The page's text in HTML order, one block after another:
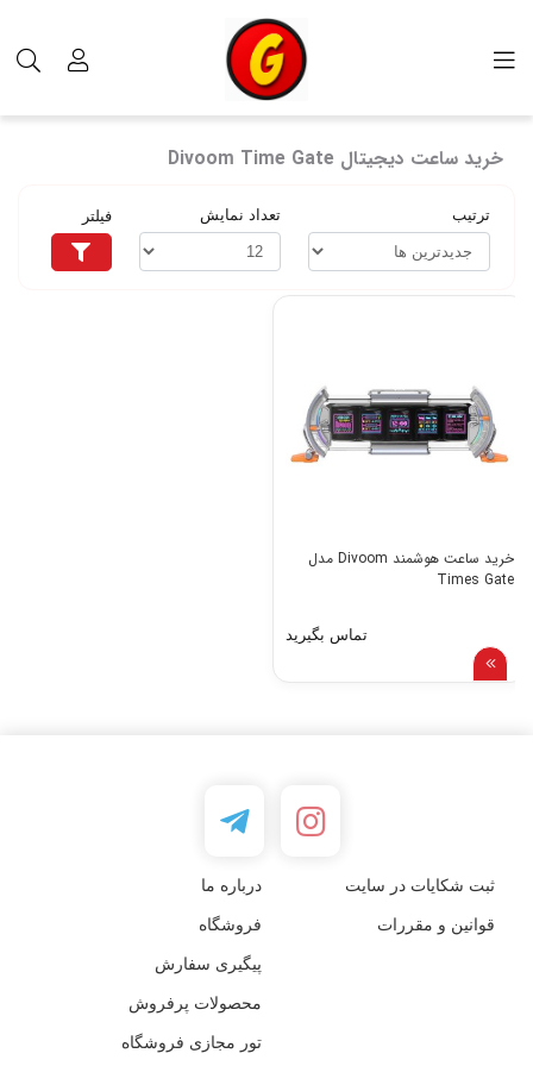
خرید ساعت دیجیتال Divoom Time Gate
خرید ساعت دیجیتال Divoom Time Gate
ترتیب تعداد نمایش فیلتر
خرید ساعت هوشمند Divoom مدل
Times Gate
تماس بگیرید
ثبت شکایات در سایت درباره ما
قوانین و مقررات فروشگاه
پیگیری سفارش
محصولات پرفروش
تور مجازی فروشگاه